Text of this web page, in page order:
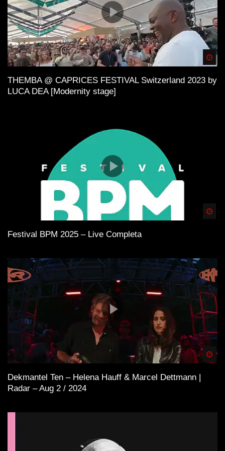
THEMBA @ CAPRICES FESTIVAL Switzerland 2023 by
LUCA DEA [Modernity stage]
Festival BPM 2025 – Live Completa
Dekmantel Ten – Helena Hauff & Marcel Dettmann |
Radar – Aug 2 / 2024